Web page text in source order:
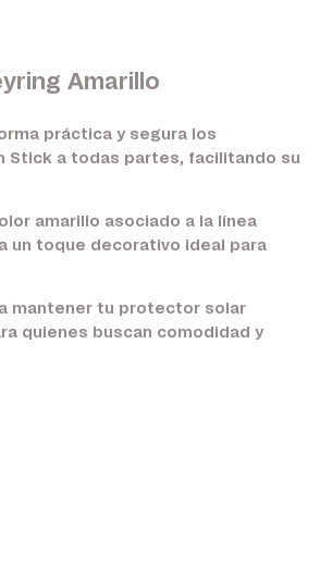
Amarillo
práctica y segura los
Stick a todas partes, facilitando su
amarillo asociado a la línea
un toque decorativo ideal para
mantener tu protector solar
quienes buscan comodidad y